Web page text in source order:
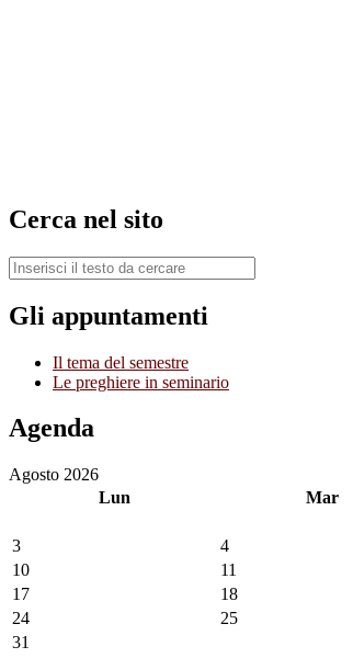
Cerca nel sito
Gli appuntamenti
Il tema del semestre
Le preghiere in seminario
Agenda
Agosto 2026
Lun
Mar
3
4
10
11
17
18
24
25
31